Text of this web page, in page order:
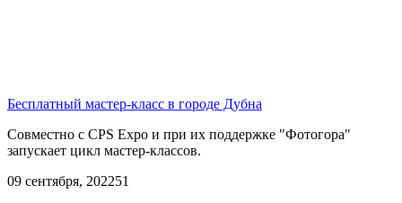
Бесплатный мастер-класс в городе Дубна
Совместно с CPS Expo и при их поддержке "Фотогора"
запускает цикл мастер-классов.
09 сентября, 202251